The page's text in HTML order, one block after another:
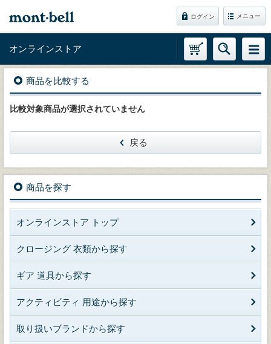
ログイン メニュー
オンラインストア
商品を比較する
比較対象商品が選択されていません
戻る
商品を探す
オンラインストア トップ
クロージング 衣類から探す
ギア 道具から探す
アクティビティ 用途から探す
取り扱いブランドから探す